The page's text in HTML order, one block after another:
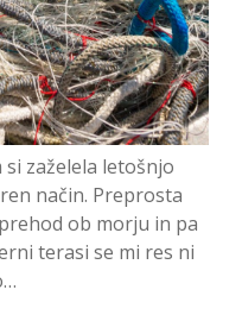
zaželela letošnjo
način. Preprosta
ob morju in pa
terasi se mi res ni